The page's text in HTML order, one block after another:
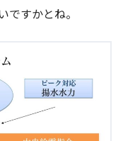
ですかとね。